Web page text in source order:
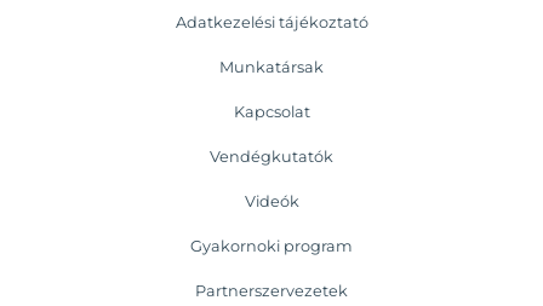
Adatkezelési tájékoztató
Munkatársak
Kapcsolat
Vendégkutatók
Videók
Gyakornoki program
Partnerszervezetek